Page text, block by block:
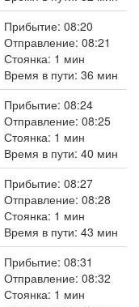
Прибытие: 08:20
Отправление: 08:21
Стоянка: 1 мин
Время в пути: 36 мин
Прибытие: 08:24
Отправление: 08:25
Стоянка: 1 мин
Время в пути: 40 мин
Прибытие: 08:27
Отправление: 08:28
Стоянка: 1 мин
Время в пути: 43 мин
Прибытие: 08:31
Отправление: 08:32
Стоянка: 1 мин